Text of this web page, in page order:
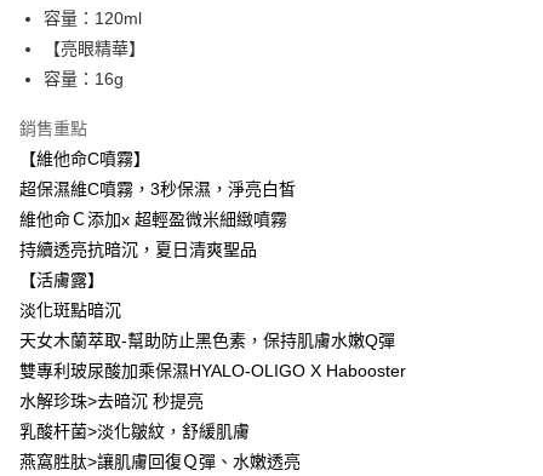
悠遊付
ATM付款
全家取貨付款
每筆NT$85，滿NT$599(含以上)免運費
付款後全家取貨
7-11取貨付款
每筆NT$85，滿NT$799(含以上)免運費
每筆NT$85，滿NT$599(含以上)免運費
宅配
容量：120ml
【亮眼精華】
容量：16g
銷售重點
【維他命C噴霧】
超保濕維C噴霧，3秒保濕，淨亮白皙
維他命Ｃ添加x 超輕盈微米細緻噴霧
持續透亮抗暗沉，夏日清爽聖品
【活膚露】
淡化斑點暗沉
天女木蘭萃取-幫助防止黑色素，保持肌膚水嫩Q彈
雙專利玻尿酸加乘保濕HYALO-OLIGO X Habooster
水解珍珠>去暗沉 秒提亮
乳酸杆菌>淡化皺紋，舒緩肌膚
燕窩胜肽>讓肌膚回復Ｑ彈、水嫩透亮